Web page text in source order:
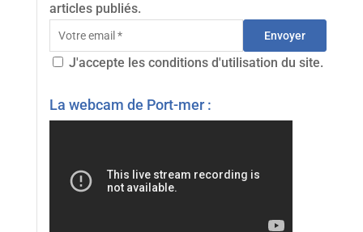
articles publiés.
J'accepte les conditions d'utilisation du site.
Envoyer
La webcam de Port-mer :